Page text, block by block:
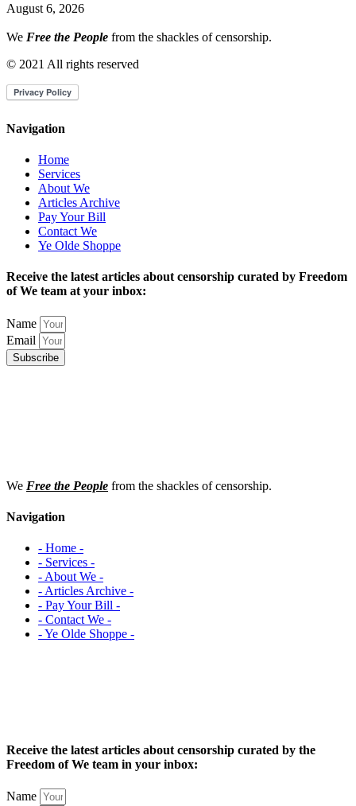
August 6, 2026
We Free the People from the shackles of censorship.
© 2021 All rights reserved
Navigation
Home
Services
About We
Articles Archive
Pay Your Bill
Contact We
Ye Olde Shoppe
Receive the latest articles about censorship curated by Freedom
of We team at your inbox:
Name
Email
Subscribe
We Free the People from the shackles of censorship.
Navigation
- Home -
- Services -
- About We -
- Articles Archive -
- Pay Your Bill -
- Contact We -
- Ye Olde Shoppe -
Receive the latest articles about censorship curated by the
Freedom of We team in your inbox:
Name